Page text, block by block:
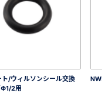
ト/ウィルソンシール交換
2用